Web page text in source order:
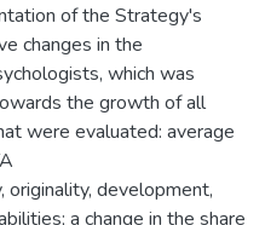
of the Strategy's
changes in the
which was
the growth of all
were evaluated: average
development,
a change in the share